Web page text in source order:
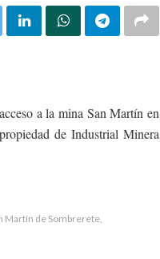
a la mina San Martín en
de Industrial Minera
Martín de Sombrerete,